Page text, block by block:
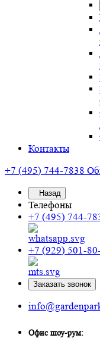
Контакты
+7 (495) 744-7838
Назад
Телефоны
+7 (495) 744-
+7 (929) 501-
Заказать звонок
Офис шоу-рум: